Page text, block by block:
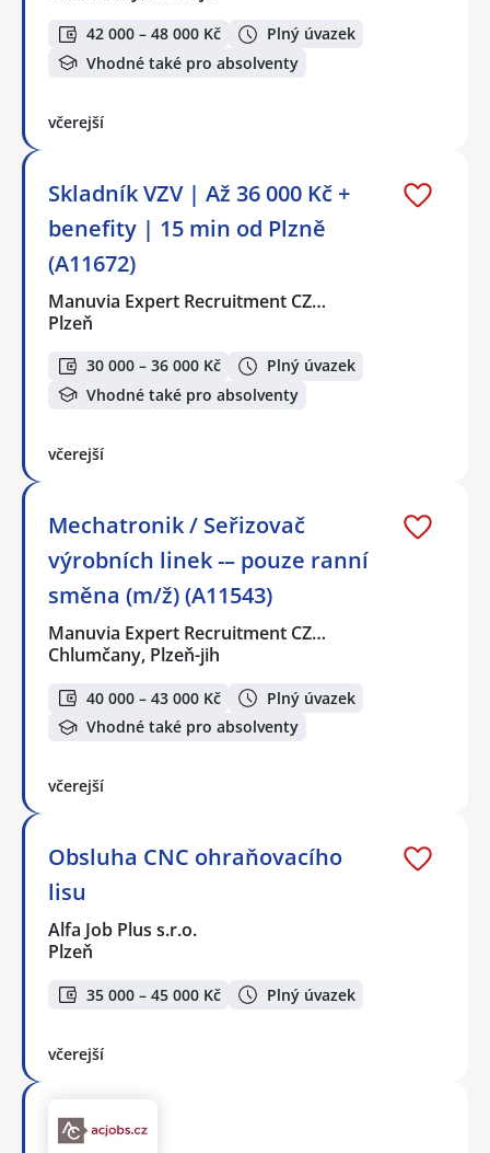
42 000 – 48 000 Kč
Plný úvazek
Vhodné také pro absolventy
včerejší
Skladník VZV | Až 36 000 Kč +
benefity | 15 min od Plzně
(A11672)
Manuvia Expert Recruitment CZ…
Plzeň
30 000 – 36 000 Kč
Plný úvazek
Vhodné také pro absolventy
včerejší
Mechatronik / Seřizovač
výrobních linek -– pouze ranní
směna (m/ž) (A11543)
Manuvia Expert Recruitment CZ…
Chlumčany, Plzeň-jih
40 000 – 43 000 Kč
Plný úvazek
Vhodné také pro absolventy
včerejší
Obsluha CNC ohraňovacího
lisu
Alfa Job Plus s.r.o.
Plzeň
35 000 – 45 000 Kč Plný úvazek
včerejší